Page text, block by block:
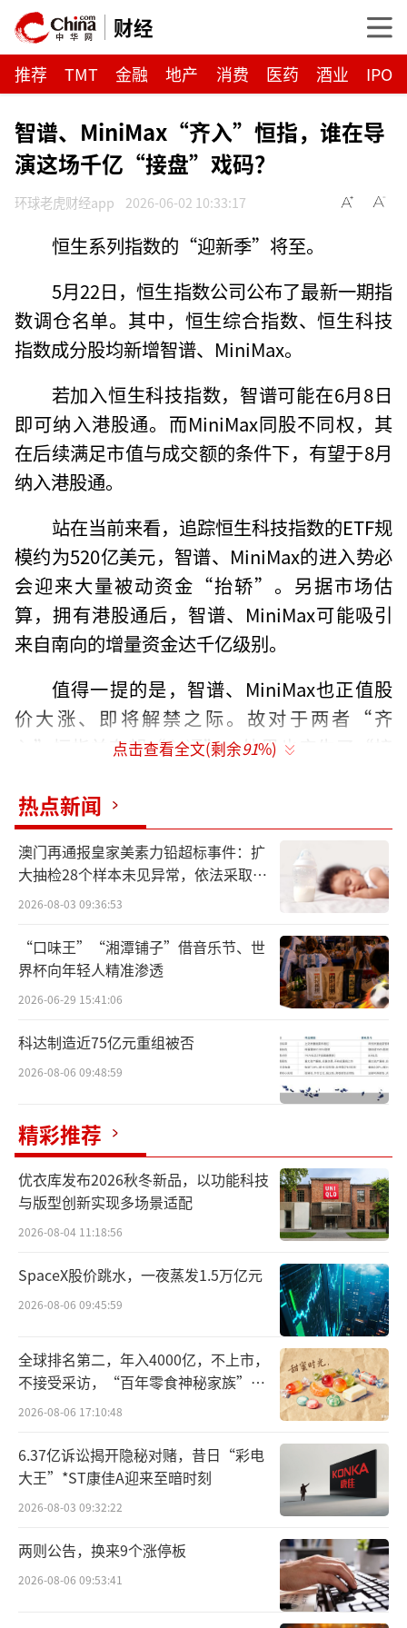
财经
推荐 TMT 金融 地产 消费 医药 酒业 IPO
智谱、MiniMax“齐入”恒指，谁在导
演这场千亿“接盘”戏码？
环球老虎财经app 2026-06-02 10:33:17
恒生系列指数的“迎新季”将至。
5月22日，恒生指数公司公布了最新一期指
数调仓名单。其中，恒生综合指数、恒生科技
指数成分股均新增智谱、MiniMax。
若加入恒生科技指数，智谱可能在6月8日
即可纳入港股通。而MiniMax同股不同权，其
在后续满足市值与成交额的条件下，有望于8月
纳入港股通。
站在当前来看，追踪恒生科技指数的ETF规
模约为520亿美元，智谱、MiniMax的进入势必
会迎来大量被动资金“抬轿”。另据市场估
算，拥有港股通后，智谱、MiniMax可能吸引
来自南向的增量资金达千亿级别。
值得一提的是，智谱、MiniMax也正值股
价大涨、即将解禁之际。故对于两者“齐
入”恒指并有望“入通”，外界也产生了“接
事实上，“接盘论”并非空穴来潮，因为
在这几年，“入通即崩”已经成为了港股市场
的常态化。纵观2026年，经纬天地、宝济药
业、健康160成为了典型案例，而再往前看，诸
如市值一度超两千亿港元的“大票”药捷安康
都曾演绎过这样的景象。
据了解，“入通即崩”也事出有因。此前
有相关报道称，港股市场历来有“交易团
队”针对进指数、纳入沪深港通相关事宜进行
运作。当然，在这些资金的运作基础上，港股
新股流通盘极度稀缺、港股通准入规则存
在“真空地带”等现实也加重了“入通即
崩”的现象。
港股通即将“迎接”智谱、MiniMax
恒生指数公司于5月22日公布了截至2026
年3月31日的恒生指数系列季度检讨结果，所有
变动将于2026年6月5日收市后实施，6月8日起
正式生效。
据悉，恒生综合指数成分股数量将从531只
增加到538只，新增鸣鸣很忙、精锋医疗、海致
科技、壁仞科技、天数智芯以及智谱、MiniMa
x等七家上市公司。而恒生科技指数将剔除金蝶
国际与金山软件，同样将新增智谱和MiniMa
x。
纵观恒生系列指数的各路“新面孔”，可
点击查看全文(剩余91%)
热点新闻
澳门再通报皇家美素力铅超标事件：扩
大抽检28个样本未见异常，依法采取预
防性下架
2026-08-03 09:36:53
“口味王”“湘潭铺子”借音乐节、世
界杯向年轻人精准渗透
2026-06-29 15:41:06
科达制造近75亿元重组被否
2026-08-06 09:48:59
精彩推荐
优衣库发布2026秋冬新品，以功能科技
与版型创新实现多场景适配
2026-08-04 11:18:56
SpaceX股价跳水，一夜蒸发1.5万亿元
2026-08-06 09:45:59
全球排名第二，年入4000亿，不上市，
不接受采访，“百年零食神秘家族”浮
出水面？
2026-08-06 17:10:48
6.37亿诉讼揭开隐秘对赌，昔日“彩电
大王”*ST康佳A迎来至暗时刻
2026-08-03 09:32:22
两则公告，换来9个涨停板
2026-08-06 09:53:41